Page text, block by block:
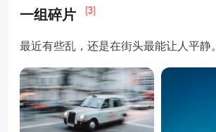
一组碎片 [3]
最近有些乱，还是在街头最能让人平静。